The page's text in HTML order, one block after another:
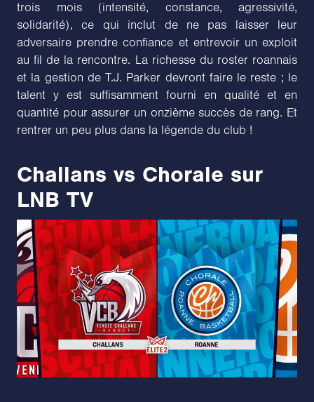
trois mois (intensité, constance, agressivité,
solidarité), ce qui inclut de ne pas laisser leur
adversaire prendre confiance et entrevoir un exploit
au fil de la rencontre. La richesse du roster roannais
et la gestion de T.J. Parker devront faire le reste ; le
talent y est suffisamment fourni en qualité et en
quantité pour assurer un onzième succès de rang. Et
rentrer un peu plus dans la légende du club !
Challans vs Chorale sur
LNB TV